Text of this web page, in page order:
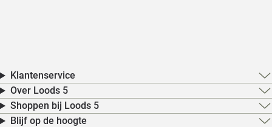
Klantenservice
Over Loods 5
Shoppen bij Loods 5
Blijf op de hoogte